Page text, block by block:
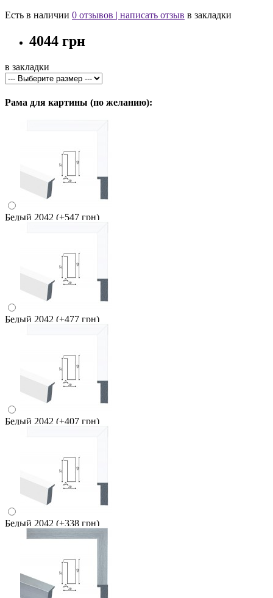
Есть в наличии 0 отзывов | написать отзыв в закладки
4044 грн
в закладки
Рама для картины (по желанию):
Белый 2042 (+547 грн)
Белый 2042 (+477 грн)
Белый 2042 (+407 грн)
Белый 2042 (+338 грн)